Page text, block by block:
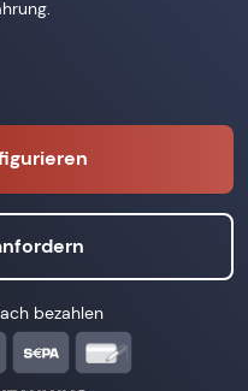
bezahlen